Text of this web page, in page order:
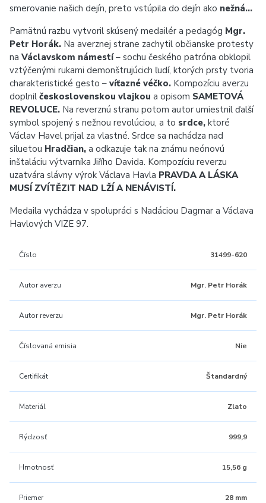
smerovanie našich dejín, preto vstúpila do dejín ako nežná…
Pamätnú razbu vytvoril skúsený medailér a pedagóg Mgr.
Petr Horák. Na averznej strane zachytil občianske protesty
na Václavskom námestí– sochu českého patróna obklopil
vztýčenými rukami demonštrujúcich ľudí, ktorých prsty tvoria
charakteristické gesto – víťazné véčko. Kompozíciu averzu
doplnil československou vlajkou a opisom SAMETOVÁ
REVOLUCE. Na reverznú stranu potom autor umiestnil ďalší
symbol spojený s nežnou revolúciou, a to srdce, ktoré
Václav Havel prijal za vlastné. Srdce sa nachádza nad
siluetou Hradčian, a odkazuje tak na známu neónovú
inštaláciu výtvarníka Jiřího Davida. Kompozíciu reverzu
uzatvára slávny výrok Václava Havla PRAVDA A LÁSKA
MUSÍ ZVÍTĚZIT NAD LŽÍ A NENÁVISTÍ.
Medaila vychádza v spolupráci s Nadáciou Dagmar a Václava
Havlových VIZE 97.
Číslo 31499-620
Autor averzu Mgr. Petr Horák
Autor reverzu Mgr. Petr Horák
Číslovaná emisia Nie
Certifikát Štandardný
Materiál Zlato
Rýdzosť 999,9
Hmotnosť 15,56 g
Priemer 28 mm